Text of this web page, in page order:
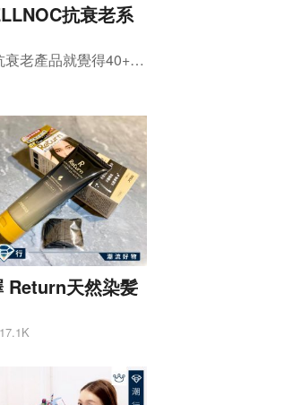
抗衰老系
千祈唔好以為年紀大先需要抗衰老，一聽到D抗衰老產品就覺得40+以上先啱用，其實愈早保養，及早把關，愈年輕開始就更能保持肌膚最佳狀態。嚟自韓國CELLNOC抗衰老系列 (諾克海細胞)，成分具有源自深海中嘅菲朵深能量，能幫助喚醒肌膚細胞，賦予肌膚彈性。
Return天然染髪
17.1K